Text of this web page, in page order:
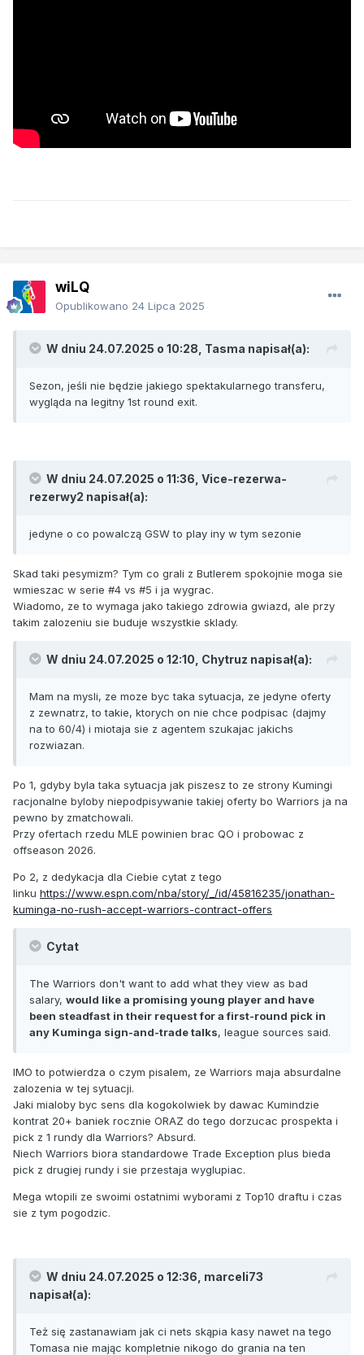
wiLQ
Opublikowano 24 Lipca 2025
W dniu 24.07.2025 o 10:28, Tasma napisał(a):
Sezon, jeśli nie będzie jakiego spektakularnego transferu,
wygląda na legitny 1st round exit.
W dniu 24.07.2025 o 11:36, Vice-rezerwa-
rezerwy2 napisał(a):
jedyne o co powalczą GSW to play iny w tym sezonie
Skad taki pesymizm? Tym co grali z Butlerem spokojnie moga sie
wmieszac w serie #4 vs #5 i ja wygrac.
Wiadomo, ze to wymaga jako takiego zdrowia gwiazd, ale przy
takim zalozeniu sie buduje wszystkie sklady.
W dniu 24.07.2025 o 12:10, Chytruz napisał(a):
Mam na mysli, ze moze byc taka sytuacja, ze jedyne oferty
z zewnatrz, to takie, ktorych on nie chce podpisac (dajmy
na to 60/4) i miotaja sie z agentem szukajac jakichs
rozwiazan.
Po 1, gdyby byla taka sytuacja jak piszesz to ze strony Kumingi
racjonalne byloby niepodpisywanie takiej oferty bo Warriors ja na
pewno by zmatchowali.
Przy ofertach rzedu MLE powinien brac QO i probowac z
offseason 2026.
Po 2, z dedykacja dla Ciebie cytat z tego
linku https://www.espn.com/nba/story/_/id/45816235/jonathan-
kuminga-no-rush-accept-warriors-contract-offers
Cytat
The Warriors don't want to add what they view as bad
salary, would like a promising young player and have
been steadfast in their request for a first-round pick in
any Kuminga sign-and-trade talks, league sources said.
IMO to potwierdza o czym pisalem, ze Warriors maja absurdalne
zalozenia w tej sytuacji.
Jaki mialoby byc sens dla kogokolwiek by dawac Kumindzie
kontrat 20+ baniek rocznie ORAZ do tego dorzucac prospekta i
pick z 1 rundy dla Warriors? Absurd.
Niech Warriors biora standardowe Trade Exception plus bieda
pick z drugiej rundy i sie przestaja wyglupiac.
Mega wtopili ze swoimi ostatnimi wyborami z Top10 draftu i czas
sie z tym pogodzic.
W dniu 24.07.2025 o 12:36, marceli73
napisał(a):
Też się zastanawiam jak ci nets skąpia kasy nawet na tego
Tomasa nie mając kompletnie nikogo do grania na ten